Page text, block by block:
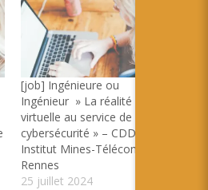
[job] Ingénieure ou
Ingénieur » La réalité
virtuelle au service de la
cybersécurité » – CDD –
Institut Mines-Télécom –
Rennes
25 juillet 2024